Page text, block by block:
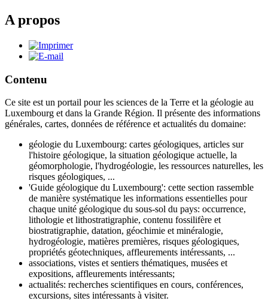
A propos
Contenu
Ce site est un portail pour les sciences de la Terre et la géologie au
Luxembourg et dans la Grande Région. Il présente des informations
générales, cartes, données de référence et actualités du domaine:
géologie du Luxembourg: cartes géologiques, articles sur
l'histoire géologique, la situation géologique actuelle, la
géomorphologie, l'hydrogéologie, les ressources naturelles, les
risques géologiques, ...
'Guide géologique du Luxembourg': cette section rassemble
de manière systématique les informations essentielles pour
chaque unité géologique du sous-sol du pays: occurrence,
lithologie et lithostratigraphie, contenu fossilifère et
biostratigraphie, datation, géochimie et minéralogie,
hydrogéologie, matières premières, risques géologiques,
propriétés géotechniques, affleurements intéressants, ...
associations, vistes et sentiers thématiques, musées et
expositions, affleurements intéressants;
actualités: recherches scientifiques en cours, conférences,
excursions, sites intéressants à visiter.